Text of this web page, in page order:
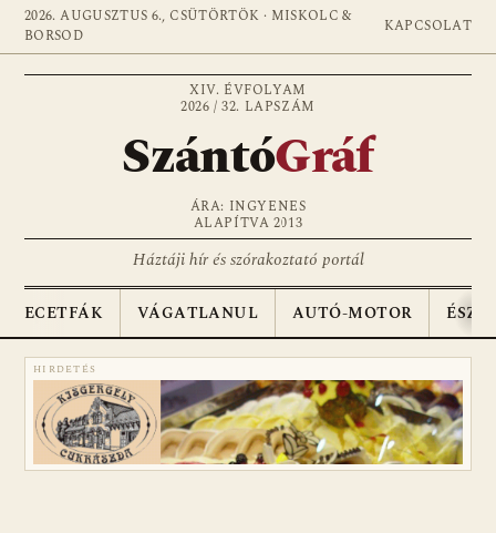
2026. AUGUSZTUS 6., CSÜTÖRTÖK · MISKOLC &
BORSOD
KAPCSOLAT
XIV. ÉVFOLYAM
2026 / 32. LAPSZÁM
SzántóGráf
ÁRA: INGYENES
ALAPÍTVA 2013
Háztáji hír és szórakoztató portál
ECETFÁK VÁGATLANUL AUTÓ-MOTOR
HIRDETÉS